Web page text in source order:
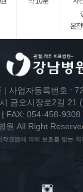
운
| 사업자등록번호 :
금오시장로2길 21
FAX: 054-458-9308
원 All Right
작권법에 의해 보호를 받는